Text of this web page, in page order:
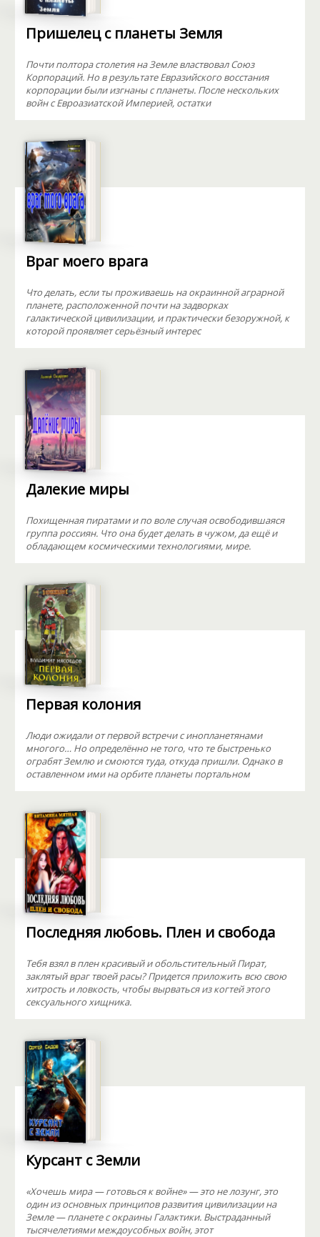
Пришелец с планеты Земля
Почти полтора столетия на Земле властвовал Союз
Корпораций. Но в результате Евразийского восстания
корпорации были изгнаны с планеты. После нескольких
войн с Евроазиатской Империей, остатки
Враг моего врага
Что делать, если ты проживаешь на окраинной аграрной
планете, расположенной почти на задворках
галактической цивилизации, и практически безоружной, к
которой проявляет серьёзный интерес
Далекие миры
Похищенная пиратами и по воле случая освободившаяся
группа россиян. Что она будет делать в чужом, да ещё и
обладающем космическими технологиями, мире.
Первая колония
Люди ожидали от первой встречи с инопланетянами
многого… Но определённо не того, что те быстренько
ограбят Землю и смоются туда, откуда пришли. Однако в
оставленном ими на орбите планеты портальном
Последняя любовь. Плен и свобода
Тебя взял в плен красивый и обольстительный Пират,
заклятый враг твоей расы? Придется приложить всю свою
хитрость и ловкость, чтобы вырваться из когтей этого
сексуального хищника.
Курсант с Земли
«Хочешь мира — готовься к войне» — это не лозунг, это
один из основных принципов развития цивилизации на
Земле — планете с окраины Галактики. Выстраданный
тысячелетиями междоусобных войн, этот